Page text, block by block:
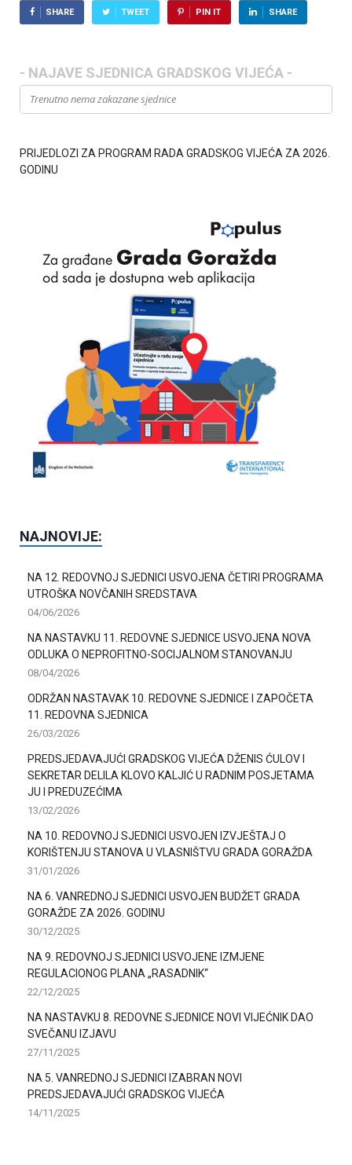
SHARE TWEET PIN IT SHARE
- NAJAVE SJEDNICA GRADSKOG VIJEĆA -
Trenutno nema zakazane sjednice
PRIJEDLOZI ZA PROGRAM RADA GRADSKOG VIJEĆA ZA 2026.
GODINU
NAJNOVIJE:
NA 12. REDOVNOJ SJEDNICI USVOJENA ČETIRI PROGRAMA
UTROŠKA NOVČANIH SREDSTAVA
04/06/2026
NA NASTAVKU 11. REDOVNE SJEDNICE USVOJENA NOVA
ODLUKA O NEPROFITNO-SOCIJALNOM STANOVANJU
08/04/2026
ODRŽAN NASTAVAK 10. REDOVNE SJEDNICE I ZAPOČETA
11. REDOVNA SJEDNICA
26/03/2026
PREDSJEDAVAJUĆI GRADSKOG VIJEĆA DŽENIS ĆULOV I
SEKRETAR DELILA KLOVO KALJIĆ U RADNIM POSJETAMA
JU I PREDUZEĆIMA
13/02/2026
NA 10. REDOVNOJ SJEDNICI USVOJEN IZVJEŠTAJ O
KORIŠTENJU STANOVA U VLASNIŠTVU GRADA GORAŽDA
31/01/2026
NA 6. VANREDNOJ SJEDNICI USVOJEN BUDŽET GRADA
GORAŽDE ZA 2026. GODINU
30/12/2025
NA 9. REDOVNOJ SJEDNICI USVOJENE IZMJENE
REGULACIONOG PLANA „RASADNIK“
22/12/2025
NA NASTAVKU 8. REDOVNE SJEDNICE NOVI VIJEĆNIK DAO
SVEČANU IZJAVU
27/11/2025
NA 5. VANREDNOJ SJEDNICI IZABRAN NOVI
PREDSJEDAVAJUĆI GRADSKOG VIJEĆA
14/11/2025